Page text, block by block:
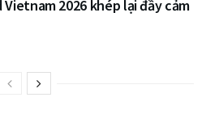
2026 khép lại đầy cảm